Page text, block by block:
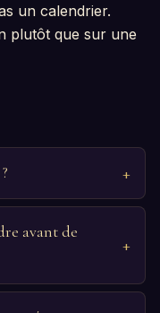
un calendrier.
plutôt que sur une
avant de